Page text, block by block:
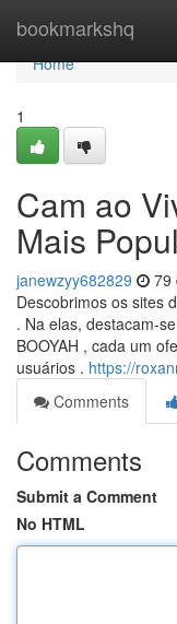
bookmarkshq
Home
Home
1
Cam ao
Mais
janewzyy682829 79
Descobrimos os sites
. Na elas, destacam-
BOOYAH , cada um
usuários . https://
Comments
Comments
Submit a Comment
No HTML